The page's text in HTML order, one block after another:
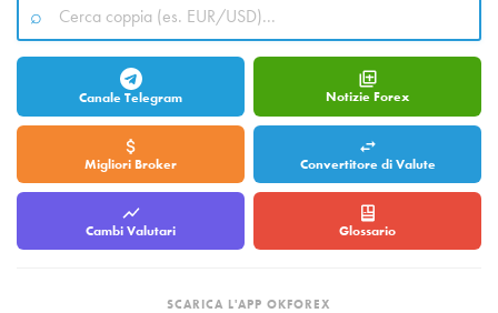
Canale Telegram Notizie Forex
Migliori Broker Convertitore di Valute
Cambi Valutari Glossario
SCARICA L'APP OKFOREX